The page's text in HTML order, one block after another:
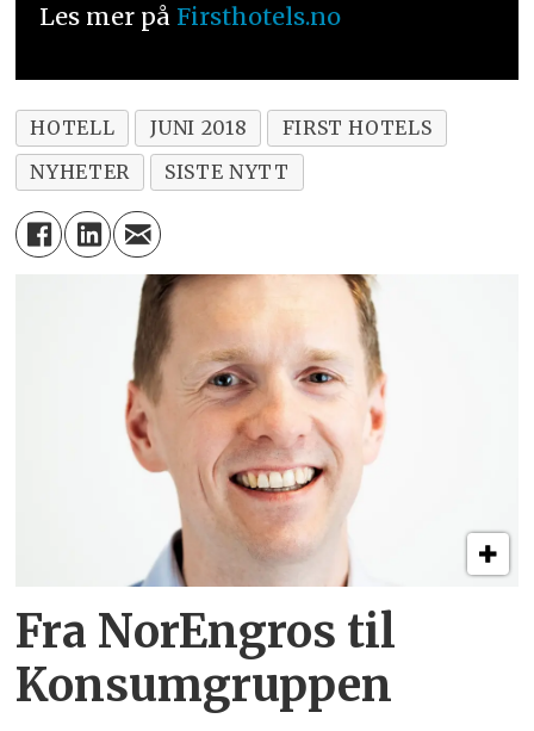
Les mer på Firsthotels.no
HOTELL JUNI 2018
FIRST HOTELS
NYHETER
SISTE NYTT
Fra NorEngros til
Konsumgruppen